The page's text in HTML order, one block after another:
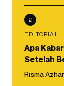
2
EDITORIAL
Apa
Setelah
Risma